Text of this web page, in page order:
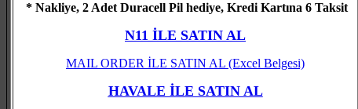
* Nakliye, 2 Adet Duracell Pil hediye, Kredi Kartına 6 Taksit
N11 İLE SATIN AL
MAIL ORDER İLE SATIN AL (Excel Belgesi)
HAVALE İLE SATIN AL